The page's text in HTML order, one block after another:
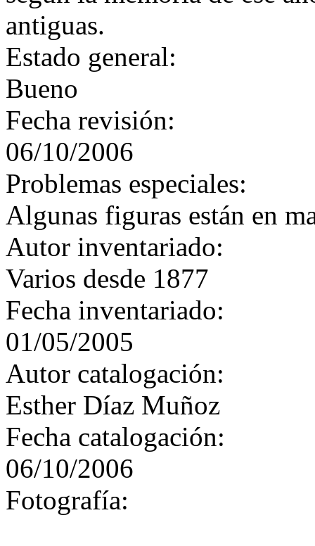
antiguas.
Estado general:
Bueno
Fecha revisión:
06/10/2006
Problemas especiales:
Algunas figuras están en
Autor inventariado:
Varios desde 1877
Fecha inventariado:
01/05/2005
Autor catalogación:
Esther Díaz Muñoz
Fecha catalogación:
06/10/2006
Fotografía: